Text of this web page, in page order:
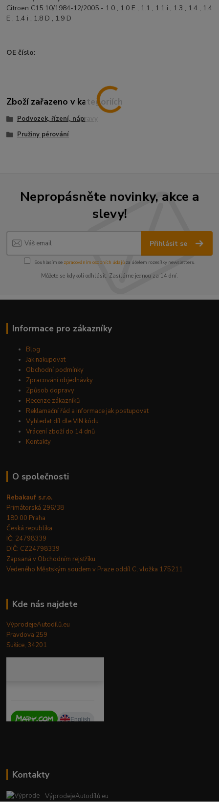
Citroen C15 10/1984-12/2005 - 1.0 , 1.0 E , 1.1 , 1.1 i , 1.3 , 1.4 , 1.4
E , 1.4 i , 1.8 D , 1.9 D
OE číslo:
Zboží zařazeno v kategoriích
Podvozek, řízení, nápravy
Pružiny pérování
Nepropásněte novinky, akce a
slevy!
Přihlásit se
Souhlasím se zpracováním osobních údajůza účelem rozesílky newsletteru.
Můžete se kdykoli odhlásit. Zasíláme jednou za 14 dní.
Informace pro zákazníky
Blog
Jak nakupovat
Obchodní podmínky
Zpracování objednávky
Způsob dopravy
Recenze zákazníků
Reklamační řád a informace jak postupovat
Vyhledat díl dle VIN kódu
Vrácení zboží do 14 dnů
Kontakty
O společnosti
Rebakauf s.r.o.
Primátorská 296/38
180 00 Praha
Česká republika
IČ: 24798339
DIČ: CZ24798339
Zapsaná v Obchodním rejstříku.
Vedeného Městským soudem v Praze oddíl C, vložka 175211
Kde nás najdete
VýprodejeAutodílů.eu
Pravdova 259
Sušice, 34201
Kontakty
VýprodejeAutodílů.eu